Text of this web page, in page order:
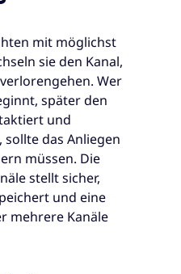
mit möglichst
sie den Kanal,
Wer
später den
und
das Anliegen
müssen. Die
stellt sicher,
und eine
mehrere Kanäle